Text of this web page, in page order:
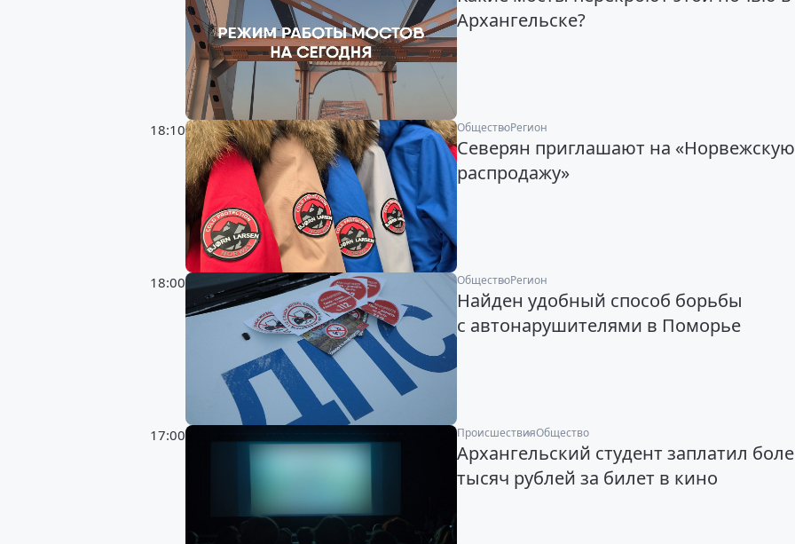
Архангельске?
18:10 ОбществоРегион
Северян приглашают на «Норвежскую
распродажу»
18:00 ОбществоРегион
Найден удобный способ борьбы
с автонарушителями в Поморье
17:00 ПроисшествияОбщество
Архангельский студент заплатил
тысяч рублей за билет в кино